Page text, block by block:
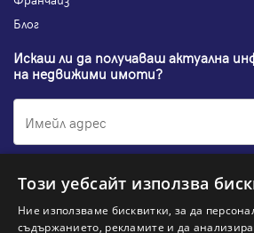
Блог
Искаш ли да получаваш актуална
на недвижими имоти?
Абонирам се
Този уебсайт използва
Ние използваме бисквитки, за да
съдържанието, рекламите и да